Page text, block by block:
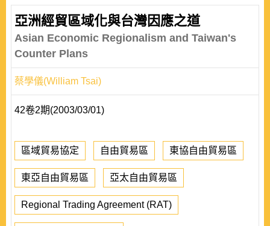
亞洲經貿區域化與台灣因應之道
Asian Economic Regionalism and Taiwan's
Counter Plans
蔡學儀(William Tsai)
42卷2期(2003/03/01)
區域貿易協定 自由貿易區 東協自由貿易區
東亞自由貿易區 亞太自由貿易區
Regional Trading Agreement (RAT)